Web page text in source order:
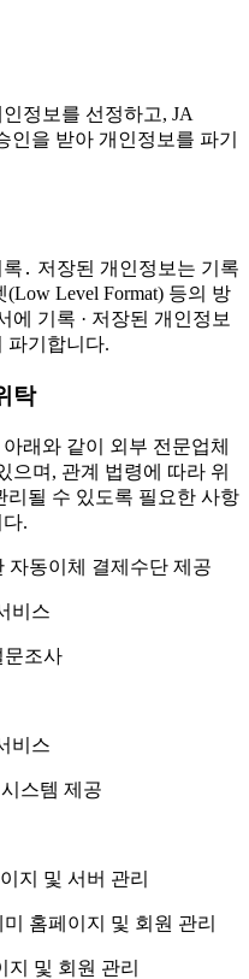
정보를 선정하고, JA
인을 받아 개인정보를 파기
․ 저장된 개인정보는 기록
Level Format) 등의 방
에 기록 · 저장된 개인정보
파기합니다.
탁
래와 같이 외부 전문업체
으며, 관계 법령에 따라 위
리될 수 있도록 필요한 사항
.
자동이체 결제수단 제공
비스
문조사
비스
스템 제공
지 및 서버 관리
홈페이지 및 회원 관리
및 회원 관리